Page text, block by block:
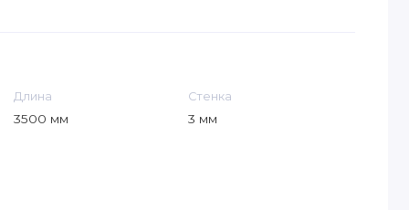
Длина
3500 мм
Стенка
3 мм